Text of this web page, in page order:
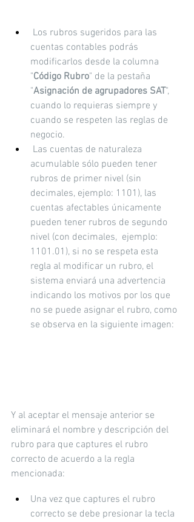
cuentas contables podrás
modificarlos desde la columna
"Código Rubro" de la pestaña
"Asignación de agrupadores SAT",
cuando lo requieras siempre y
cuando se respeten las reglas de
negocio.
acumulable sólo pueden tener
rubros de primer nivel (sin
decimales, ejemplo: 1101), las
cuentas afectables únicamente
pueden tener rubros de segundo
nivel (con decimales,  ejemplo:
1101.01), si no se respeta esta
regla al modificar un rubro, el
sistema enviará una advertencia
indicando los motivos por los que
no se puede asignar el rubro, como
se observa en la siguiente imagen:
Y al aceptar el mensaje anterior se
eliminará el nombre y descripción del
rubro para que captures el rubro
correcto de acuerdo a la regla
mencionada:
Una vez que captures el rubro
correcto se debe presionar la tecla